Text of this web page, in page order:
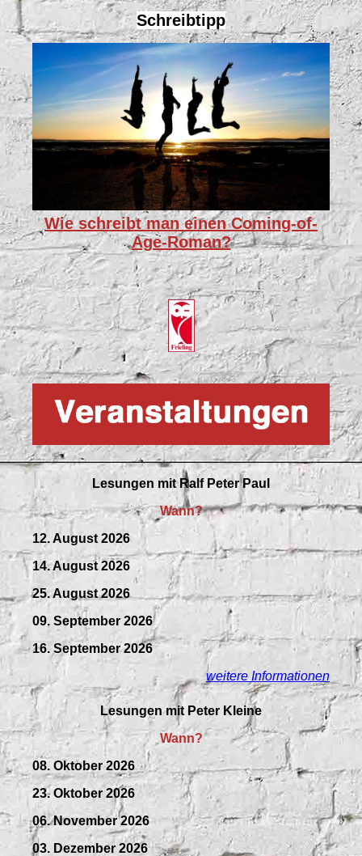
Schreibtipp
Wie schreibt man einen Coming-of-
Age-Roman?
Lesungen mit Ralf Peter Paul
Wann?
12. August 2026
14. August 2026
25. August 2026
09. September 2026
16. September 2026
weitere Informationen
Lesungen mit Peter Kleine
Wann?
08. Oktober 2026
23. Oktober 2026
06. November 2026
03. Dezember 2026